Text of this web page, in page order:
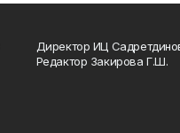
Директор ИЦ
Редактор Закирова Г.Ш.